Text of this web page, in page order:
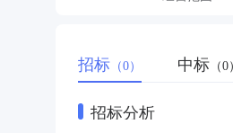
招标 （0） 中标 （0
招标分析